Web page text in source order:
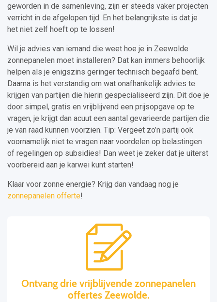
geworden in de samenleving, zijn er steeds vaker projecten
verricht in de afgelopen tijd. En het belangrijkste is dat je
het niet zelf hoeft op te lossen!
Wil je advies van iemand die weet hoe je in Zeewolde
zonnepanelen moet installeren? Dat kan immers behoorlijk
helpen als je enigszins geringer technisch begaafd bent.
Daarna is het verstandig om wat onafhankelijk advies te
krijgen van partijen die hierin gespecialiseerd zijn. Dit doe je
door simpel, gratis en vrijblijvend een prijsopgave op te
vragen, je krijgt dan acuut een aantal gevarieerde partijen die
je van raad kunnen voorzien. Tip: Vergeet zo’n partij ook
voornamelijk niet te vragen naar voordelen op belastingen
of regelingen op subsidies! Dan weet je zeker dat je uiterst
voorbereid aan je karwei kunt starten!
Klaar voor zonne energie? Krijg dan vandaag nog je
zonnepanelen offerte!
Ontvang drie vrijblijvende zonnepanelen
offertes Zeewolde.